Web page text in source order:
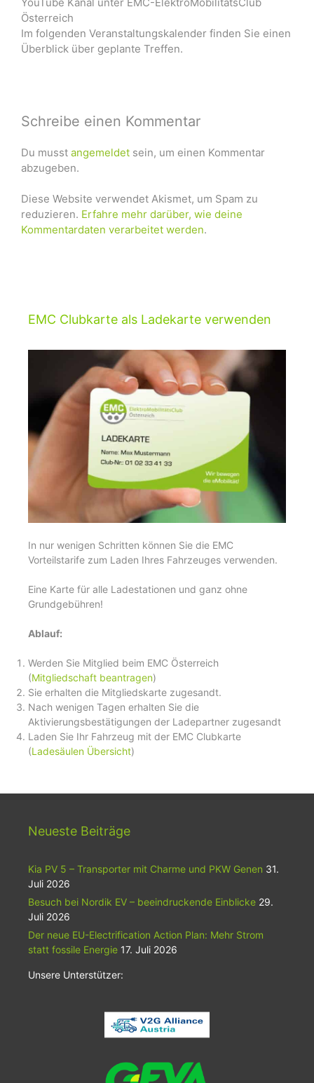
Österreich
Im folgenden Veranstaltungskalender finden Sie einen
Überblick über geplante Treffen.
Schreibe einen Kommentar
Du musst angemeldet sein, um einen Kommentar
abzugeben.
Diese Website verwendet Akismet, um Spam zu
reduzieren. Erfahre mehr darüber, wie deine
Kommentardaten verarbeitet werden.
EMC Clubkarte als Ladekarte verwenden
In nur wenigen Schritten können Sie die EMC
Vorteilstarife zum Laden Ihres Fahrzeuges verwenden.
Eine Karte für alle Ladestationen und ganz ohne
Grundgebühren!
Ablauf:
Werden Sie Mitglied beim EMC Österreich
(Mitgliedschaft beantragen)
Sie erhalten die Mitgliedskarte zugesandt.
Nach wenigen Tagen erhalten Sie die
Aktivierungsbestätigungen der Ladepartner zugesandt
Laden Sie Ihr Fahrzeug mit der EMC Clubkarte
(Ladesäulen Übersicht)
Neueste Beiträge
Kia PV 5 – Transporter mit Charme und PKW Genen 31.
Juli 2026
Besuch bei Nordik EV – beeindruckende Einblicke 29.
Juli 2026
Der neue EU-Electrification Action Plan: Mehr Strom
statt fossile Energie 17. Juli 2026
Unsere Unterstützer: